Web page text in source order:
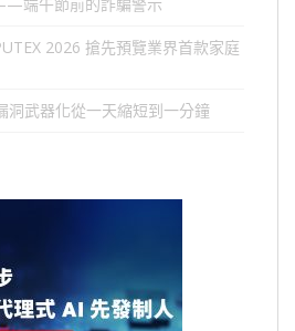
端午節前的詐騙警示
2026 搶先預覽業界首款家庭
洞武器化從一天縮短到一分鐘